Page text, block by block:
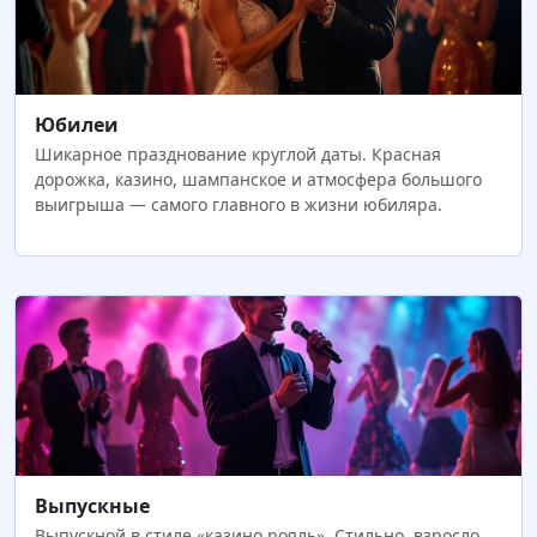
Юбилеи
Шикарное празднование круглой даты. Красная
дорожка, казино, шампанское и атмосфера большого
выигрыша — самого главного в жизни юбиляра.
Выпускные